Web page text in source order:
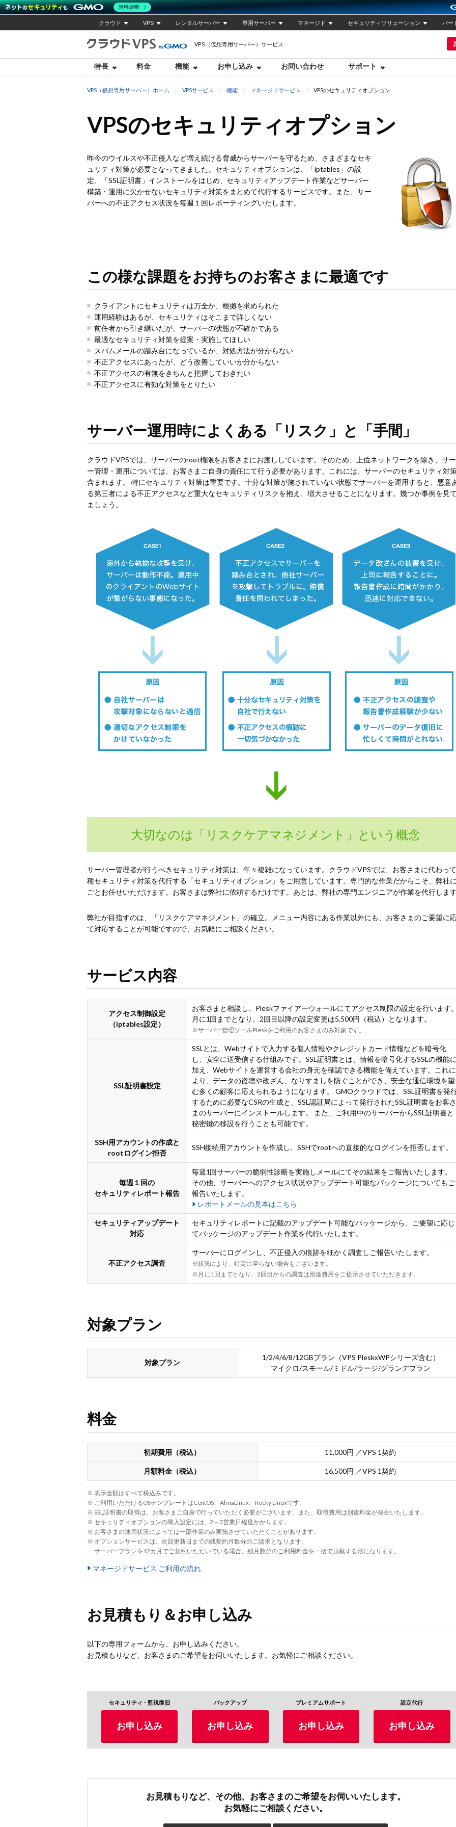
クラウド VPS レンタルサーバー 専用サーバー マネージド セキュリティソリューション パー
VPS（仮想専用サーバー）サービス
特長 料金 機能 お申し込み お問い合わせ サポート
VPS（仮想専用サーバー）ホーム VPSサービス 機能 マネージドサービス VPSのセキュリティオプション
VPSのセキュリティオプション
昨今のウイルスや不正侵入など増え続ける脅威からサーバーを守るため、さまざまなセキ
ュリティ対策が必要となってきました。セキュリティオプションは、「iptables」の設
定、「SSL証明書」インストールをはじめ、セキュリティアップデート作業などサーバー
構築・運用に欠かせないセキュリティ対策をまとめて代行するサービスです。また、サー
バーへの不正アクセス状況を毎週１回レポーティングいたします。
この様な課題をお持ちのお客さまに最適です
クライアントにセキュリティは万全か、根拠を求められた
運用経験はあるが、セキュリティはそこまで詳しくない
前任者から引き継いだが、サーバーの状態が不確かである
最適なセキュリティ対策を提案・実施してほしい
スパムメールの踏み台になっているが、対処方法が分からない
不正アクセスにあったが、どう改善していいか分からない
不正アクセスの有無をきちんと把握しておきたい
不正アクセスに有効な対策をとりたい
サーバー運用時によくある「リスク」と「手間」
クラウドVPSでは、サーバーのroot権限をお客さまにお渡ししています。そのため、上位ネットワークを除き、サ
ー管理・運用については、お客さまご自身の責任にて行う必要があります。これには、サーバーのセキュリティ対
含まれます。 特にセキュリティ対策は重要です。十分な対策が施されていない状態でサーバーを運用すると、悪意
る第三者による不正アクセスなど重大なセキュリティリスクを抱え、増大させることになります。幾つか事例を見
ましょう。
大切なのは「リスクケアマネジメント」という概念
サーバー管理者が行うべきセキュリティ対策は、年々複雑になっています。クラウドVPSでは、お客さまに代わっ
種セキュリティ対策を代行する「セキュリティオプション」をご用意しています。専門的な作業だからこそ、弊社
ごとお任せいただけます。お客さまは弊社に依頼するだけです。あとは、弊社の専門エンジニアが作業を代行します
弊社が目指すのは、「リスクケアマネジメント」の確立。メニュー内容にある作業以外にも、お客さまのご要望に
て対応することが可能ですので、お気軽にご相談ください。
サービス内容
アクセス制御設定
（iptables設定）
お客さまと相談し、Pleskファイアーウォールにてアクセス制限の設定を行います。
月に1回までとなり、2回目以降の設定変更は5,500円（税込）となります。
※サーバー管理ツールPleskをご利用のお客さまのみ対象です。
SSL証明書設定
SSLとは、Webサイトで入力する個人情報やクレジットカード情報などを暗号化
し、安全に送受信する仕組みです。SSL証明書とは、情報を暗号化するSSLの機能に
加え、Webサイトを運営する会社の身元を確認できる機能を備えています。これに
より、データの盗聴や改ざん、なりすましを防ぐことができ、安全な通信環境を望
む多くの顧客に応えられるようになります。 GMOクラウドでは、SSL証明書を発
するために必要なCSRの生成と、SSL認証局によって発行されたSSL証明書をお客さ
まのサーバーにインストールします。 また、ご利用中のサーバーからSSL証明書と
秘密鍵の移設を行うことも可能です。
SSH用アカウントの作成と
rootログイン拒否
SSH接続用アカウントを作成し、SSHでrootへの直接的なログインを拒否します。
毎週１回の
セキュリティレポート報告
毎週1回サーバーの脆弱性診断を実施しメールにてその結果をご報告いたします。
その他、サーバーへのアクセス状況やアップデート可能なパッケージについてもご
報告いたします。
レポートメールの見本はこちら
セキュリティアップデート
対応
セキュリティレポートに記載のアップデート可能なパッケージから、ご要望に応じ
てパッケージのアップデート作業を代行いたします。
不正アクセス調査
サーバーにログインし、不正侵入の痕跡を細かく調査しご報告いたします。
※状況により、特定に至らない場合もございます。
※月 に1回までとなり、2回目からの調査は別途費用をご提示させていただきます。
対象プラン
対象プラン
1/2/4/6/8/12GBプラン（VPS PleskxWPシリーズ含む）
マイクロ/スモール/ミドル/ラージ/グランデプラン
料金
初期費用（税込） 11,000円 ／VPS 1契約
月額料金（税込） 16,500円 ／VPS 1契約
※ 表示金額はすべて税込みです。
※ ご利用いただけるOSテンプレートはCentOS、AlmaLinux、Rocky Linuxです。
※ SSL証明書の取得は、お客さまご自身で行っていただく必要がございます。また、取得費用は別途料金が発生いたします。
※ セキュリティオプションの導入設定には、2～3営業日程度かかります。
※ お客さまの運用状況によっては一部作業のみ実施させていただくことがあります。
※ オプションサービスは、次回更新日までの残契約月数分のご請求となります。
サーバープランを12カ月でご契約いただいている場合、残月数分のご利用料金を一括で頂戴する形になります。
マネージドサービス ご利用の流れ
お見積もり＆お申し込み
以下の専用フォームから、お申し込みください。
お見積もりなど、お客さまのご希望をお伺いいたします。お気軽にご相談ください。
セキュリティ・監視復旧
お申し込み
バックアップ
お申し込み
プレミアムサポート
お申し込み
設定代行
お申し込み
お見積もりなど、その他、お客さまのご希望をお伺いいたします。
お気軽にご相談ください。
無料診断